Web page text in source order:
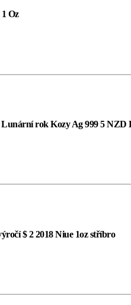
Oz
Lunární rok Kozy Ag 999 5 NZD
$ 2 2018 Niue 1oz stříbro